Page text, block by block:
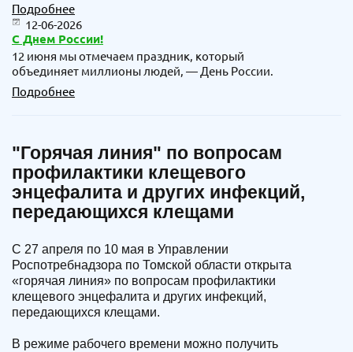
Подробнее
12-06-2026
С Днем России!
12 июня мы отмечаем праздник, который
объединяет миллионы людей, — День России.
Подробнее
"Горячая линия" по вопросам
профилактики клещевого
энцефалита и других инфекций,
передающихся клещами
С 27 апреля по 10 мая в Управлении
Роспотребнадзора по Томской области открыта
«горячая линия» по вопросам профилактики
клещевого энцефалита и других инфекций,
передающихся клещами.
В режиме рабочего времени можно получить